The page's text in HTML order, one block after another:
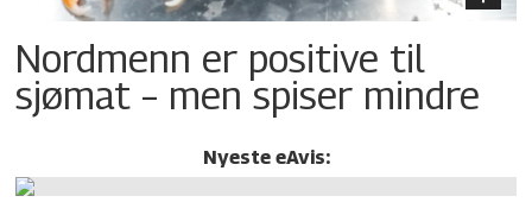
Nordmenn er positive til
sjømat – men spiser mindre
Nyeste eAvis: